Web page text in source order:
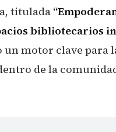
titulada
bibliotecarios
motor clave para
de la